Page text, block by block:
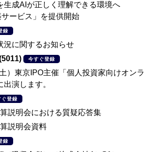
生成AIが正しく理解できる環境へ
サービス」を提供開始
録
況に関するお知らせ
今すぐ登録
）東京IPO主催「個人投資家向けオンラ
演します。
ぐ登録
説明会における質疑応答集
説明会資料
録